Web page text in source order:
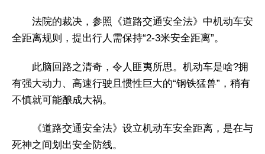
法院的裁决，参照《道路交通安全法》中机动车安
全距离规则，提出行人需保持“2-3米安全距离”。
此脑回路之清奇，令人匪夷所思。机动车是啥?拥
有强大动力、高速行驶且惯性巨大的“钢铁猛兽”，稍有
不慎就可能酿成大祸。
《道路交通安全法》设立机动车安全距离，是在与
死神之间划出安全防线。